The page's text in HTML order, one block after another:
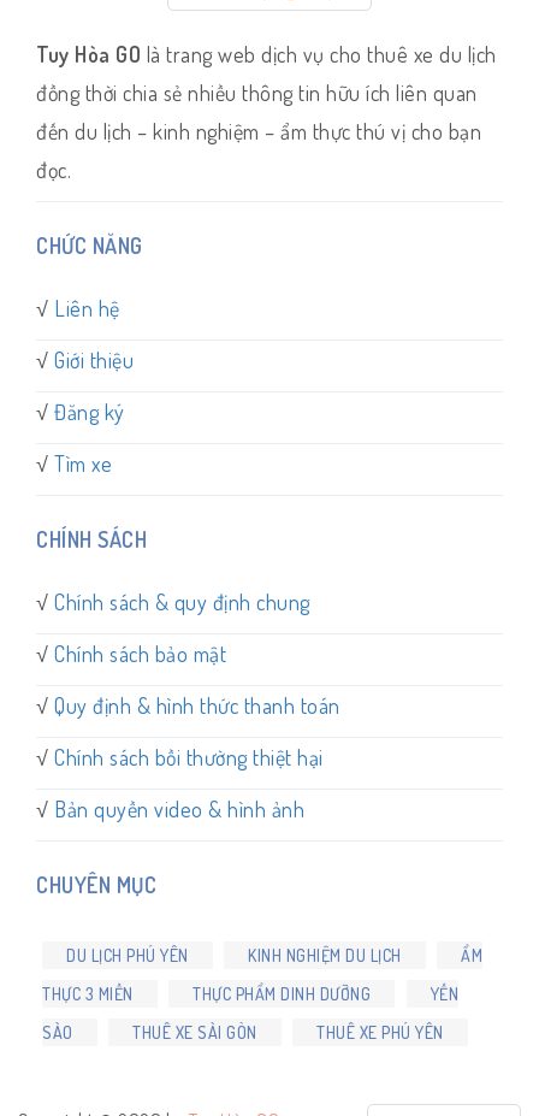
Tuy Hòa GO là trang web dịch vụ cho thuê xe du lịch
đồng thời chia sẻ nhiều thông tin hữu ích liên quan
đến du lịch – kinh nghiệm – ẩm thực thú vị cho bạn
đọc.
CHỨC NĂNG
√ Liên hệ
√ Giới thiệu
√ Đăng ký
√ Tìm xe
CHÍNH SÁCH
√ Chính sách & quy định chung
√ Chính sách bảo mật
√ Quy định & hình thức thanh toán
√ Chính sách bồi thường thiệt hại
√ Bản quyền video & hình ảnh
CHUYÊN MỤC
DU LỊCH PHÚ YÊN KINH NGHIỆM DU LỊCH
ẨM
THỰC 3 MIỀN
THỰC PHẨM DINH DƯỠNG
YẾN
SÀO
THUÊ XE SÀI GÒN THUÊ XE PHÚ YÊN